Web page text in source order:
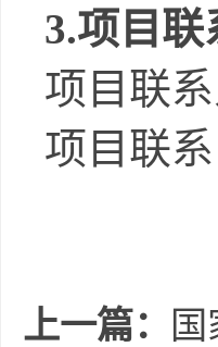
3.项目联
项目联系
项目联系
上一篇：